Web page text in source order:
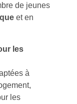
de jeunes
et en
les
à
les